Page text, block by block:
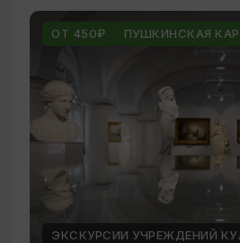
ОТ 450₽ ПУШКИНСКАЯ
ЭКСКУРСИИ УЧРЕЖДЕНИЙ